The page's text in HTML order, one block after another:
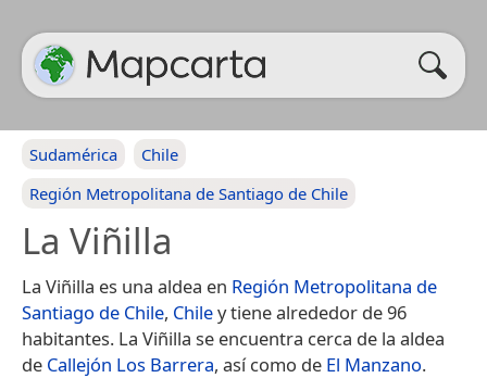
Sudamérica
Chile
Región Metropolitana de Santiago de Chile
La Viñilla
La Viñilla es una aldea en Región Metropolitana de
Santiago de Chile, Chiley tiene alrededor de 96
habitantes. La Viñilla se encuentra cerca de la aldea
de Callejón Los Barrera, así como de El Manzano.